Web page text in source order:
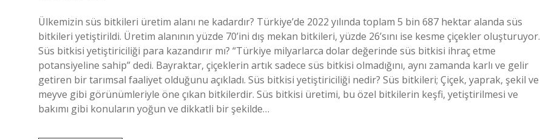
Ülkemizin süs bitkileri üretim alanı ne kadardır? Türkiye’de 2022 yılında toplam 5 bin 687 hektar alanda süs
bitkileri yetiştirildi. Üretim alanının yüzde 70’ini dış mekan bitkileri, yüzde 26’sını ise kesme çiçekler oluşturuyor.
Süs bitkisi yetiştiriciliği para kazandırır mı? “Türkiye milyarlarca dolar değerinde süs bitkisi ihraç etme
potansiyeline sahip” dedi. Bayraktar, çiçeklerin artık sadece süs bitkisi olmadığını, aynı zamanda karlı ve gelir
getiren bir tarımsal faaliyet olduğunu açıkladı. Süs bitkisi yetiştiriciliği nedir? Süs bitkileri; Çiçek, yaprak, şekil ve
meyve gibi görünümleriyle öne çıkan bitkilerdir. Süs bitkisi üretimi, bu özel bitkilerin keşfi, yetiştirilmesi ve
bakımı gibi konuların yoğun ve dikkatli bir şekilde…